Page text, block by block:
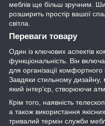
меблів ще більш зручним.
розширить простір вашої
світла.
Переваги товару
Один із ключових аспектів
функціональність. Він
для організації
Завдяки стильному дизайну,
який інтер'єр, створюючи
Крім того, наявність
а також використання
тривалий термін служби